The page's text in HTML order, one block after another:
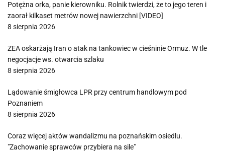
Potężna orka, panie kierowniku. Rolnik twierdzi, że to jego teren i
zaorał kilkaset metrów nowej nawierzchni [VIDEO]
8 sierpnia 2026
ZEA oskarżają Iran o atak na tankowiec w cieśninie Ormuz. W tle
negocjacje ws. otwarcia szlaku
8 sierpnia 2026
Lądowanie śmigłowca LPR przy centrum handlowym pod
Poznaniem
8 sierpnia 2026
Coraz więcej aktów wandalizmu na poznańskim osiedlu.
"Zachowanie sprawców przybiera na sile"